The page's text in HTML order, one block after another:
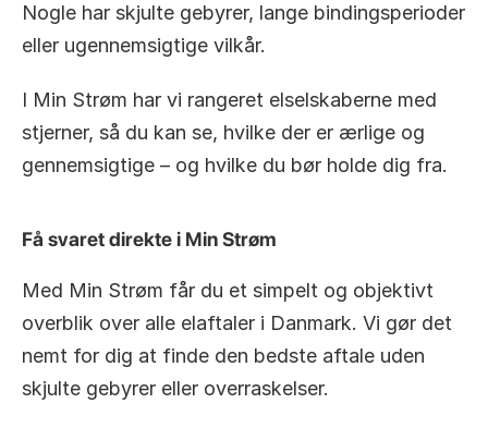
Nogle har skjulte gebyrer, lange bindingsperioder
eller ugennemsigtige vilkår.
I Min Strøm har vi rangeret elselskaberne med
stjerner, så du kan se, hvilke der er ærlige og
gennemsigtige – og hvilke du bør holde dig fra.
Få svaret direkte i Min Strøm
Med Min Strøm får du et simpelt og objektivt
overblik over alle elaftaler i Danmark. Vi gør det
nemt for dig at finde den bedste aftale uden
skjulte gebyrer eller overraskelser.